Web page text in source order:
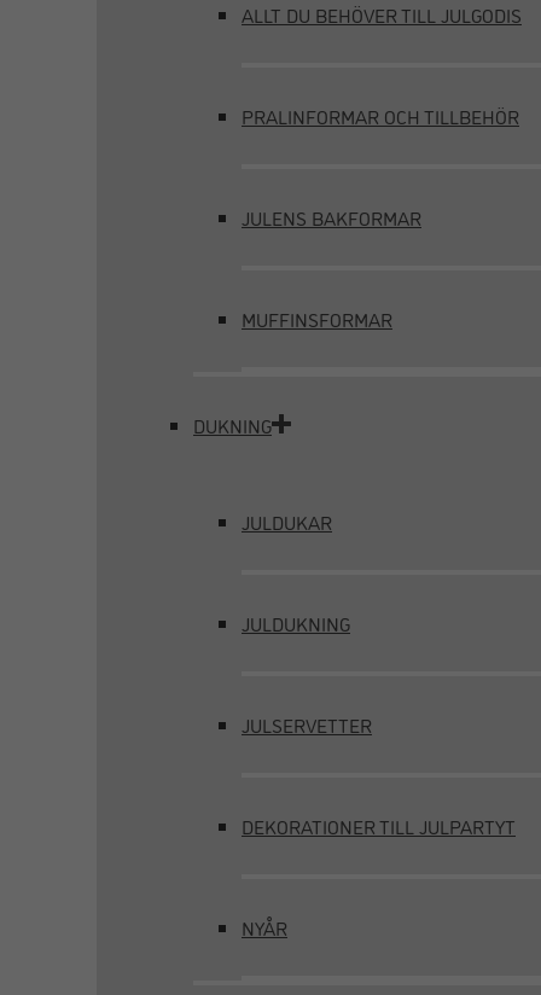
ALLT DU BEHÖVER TILL JULGODIS
PRALINFORMAR OCH TILLBEHÖR
JULENS BAKFORMAR
MUFFINSFORMAR
DUKNING
JULDUKAR
JULDUKNING
JULSERVETTER
DEKORATIONER TILL JULPARTYT
NYÅR